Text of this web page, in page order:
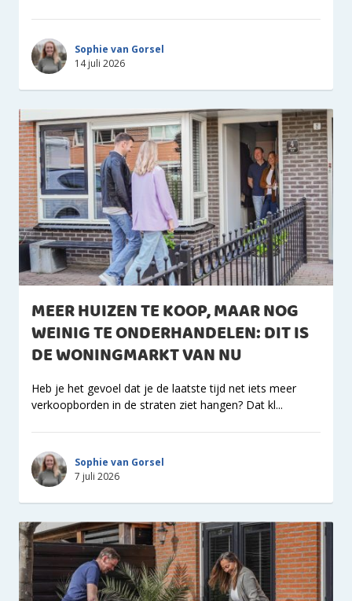
Sophie van Gorsel
14 juli 2026
MEER HUIZEN TE KOOP, MAAR NOG
WEINIG TE ONDERHANDELEN: DIT IS
DE WONINGMARKT VAN NU
Heb je het gevoel dat je de laatste tijd net iets meer
verkoopborden in de straten ziet hangen? Dat kl...
Sophie van Gorsel
7 juli 2026